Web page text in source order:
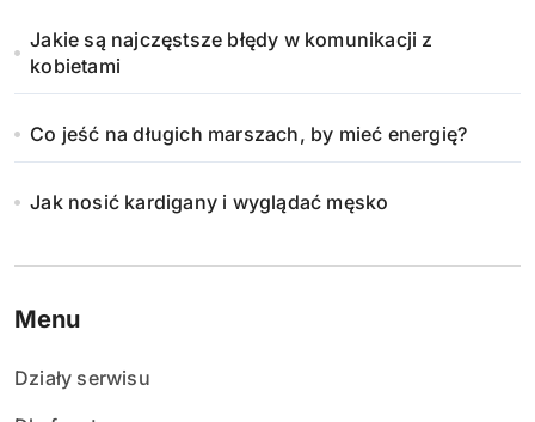
Jakie są najczęstsze błędy w komunikacji z
kobietami
Co jeść na długich marszach, by mieć energię?
Jak nosić kardigany i wyglądać męsko
Menu
Działy serwisu